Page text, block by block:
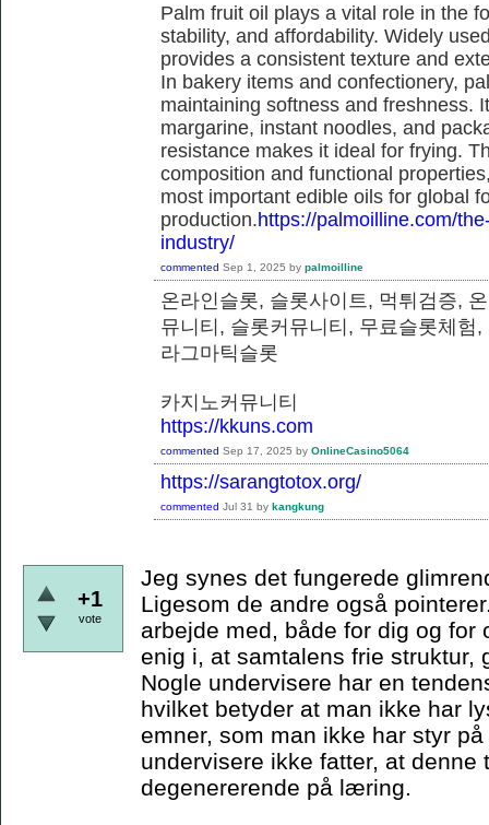
Palm fruit oil plays a vital role in the
stability, and affordability. Widely
provides a consistent texture and
In bakery items and confectionery,
maintaining softness and freshness.
margarine, instant noodles, and
resistance makes it ideal for frying.
composition and functional
most important edible oils for global
production.https://palmoilline.com/
industry/
commented Sep 1, 2025 by palmoilline
온라인슬롯, 슬롯사이트, 먹튀검증,
뮤니티, 슬롯커뮤니티, 무료슬롯체험
라그마틱슬롯
카지노커뮤니티
https://kkuns.com
commented Sep 17, 2025 by OnlineCasino5064
https://sarangtotox.org/
commented Jul 31 by kangkung
+1
vote
Jeg synes det fungerede
Ligesom de andre også
arbejde med, både for dig og
enig i, at samtalens frie struktur,
Nogle undervisere har en
hvilket betyder at man ikke har
emner, som man ikke har styr
undervisere ikke fatter, at
degenererende på læring.